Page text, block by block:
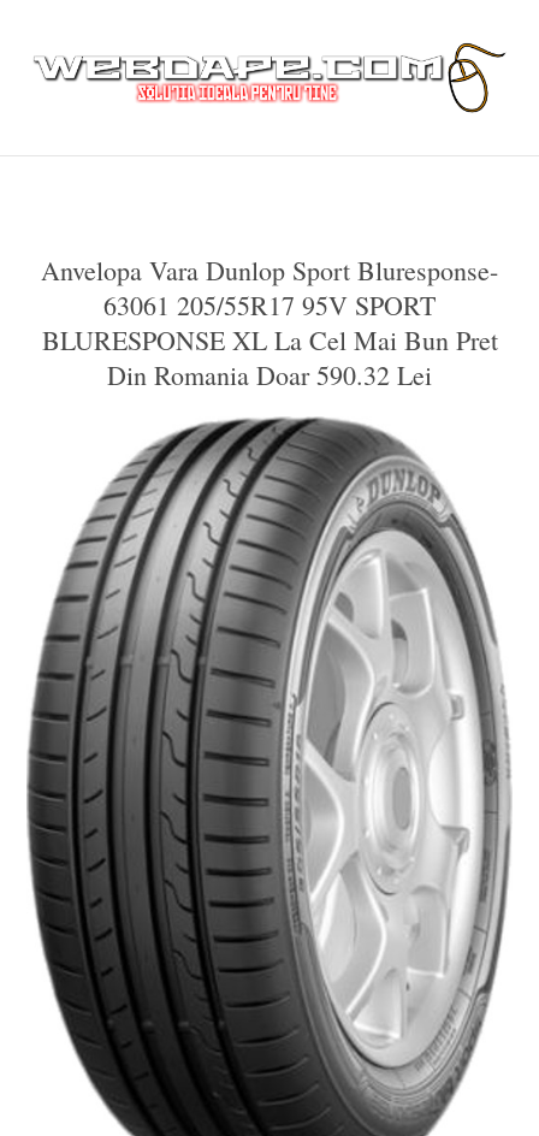
Anvelopa Vara Dunlop Sport Bluresponse-
63061 205/55R17 95V SPORT
BLURESPONSE XL La Cel Mai Bun Pret
Din Romania Doar 590.32 Lei